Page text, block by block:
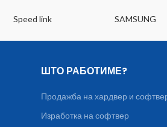
MP f/1.8 WLAN: Wi-Fi 802.11
A2DP LE GPS Infrared port
proximity compass Battery:
Speed link SAMSUNG
ШТО РАБОТИМЕ?
Продажба на хардвер и
Изработка на софтвер